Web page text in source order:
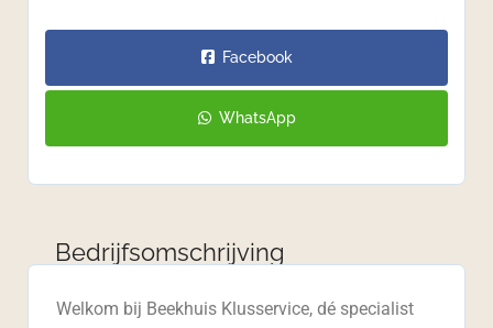
Facebook
WhatsApp
Bedrijfsomschrijving
Welkom bij Beekhuis Klusservice, dé specialist